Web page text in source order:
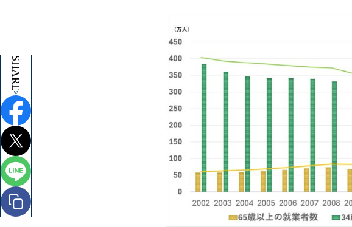
SHARE
SHARE